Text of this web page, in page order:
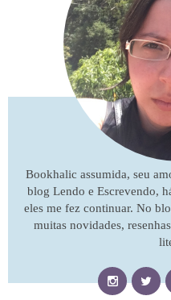
Bookhalic assumida, seu
blog Lendo e Escrevendo,
eles me fez continuar. No
muitas novidades,